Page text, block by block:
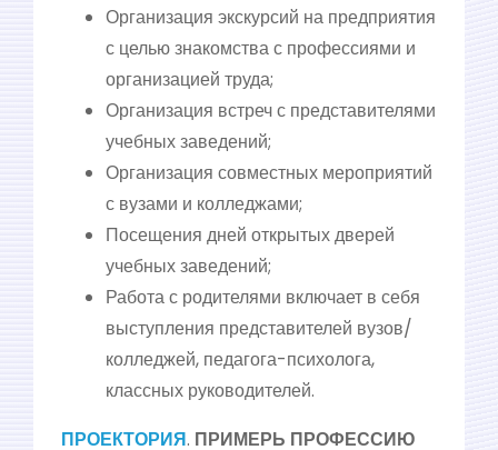
Организация экскурсий на предприятия
с целью знакомства с профессиями и
организацией труда;
Организация встреч с представителями
учебных заведений;
Организация совместных мероприятий
с вузами и колледжами;
Посещения дней открытых дверей
учебных заведений;
Работа с родителями включает в себя
выступления представителей вузов/
колледжей, педагога-психолога,
классных руководителей.
ПРОЕКТОРИЯ. ПРИМЕРЬ ПРОФЕССИЮ